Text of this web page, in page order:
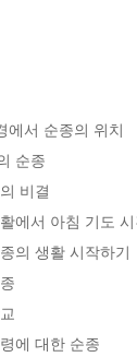
에서 순종의 위치
순종
비결
에서 아침 기도
의 생활 시작하기
에 대한 순종